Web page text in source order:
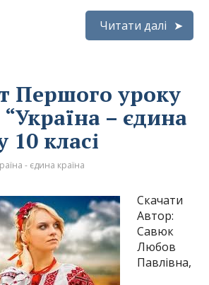
Читати далі
Першого уроку
– єдина
10 класі
- єдина країна
Скачати
Автор:
Савюк
Любов
Павлівна,